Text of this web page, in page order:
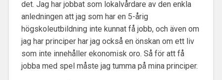
det. Jag har jobbat som lokalvårdare av den enkla
anledningen att jag som har en 5-årig
högskoleutbildning inte kunnat få jobb, och även om
jag har principer har jag också en önskan om ett liv
som inte innehåller ekonomisk oro. Så för att få
jobba med spel måste jag tumma på mina principer.